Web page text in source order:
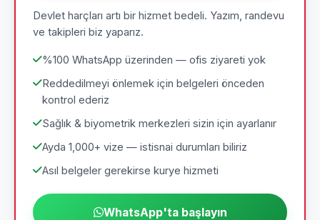
Devlet harçları artı bir hizmet bedeli. Yazım, randevu
ve takipleri biz yaparız.
%100 WhatsApp üzerinden — ofis ziyareti yok
Reddedilmeyi önlemek için belgeleri önceden
kontrol ederiz
Sağlık & biyometrik merkezleri sizin için ayarlanır
Ayda 1,000+ vize — istisnai durumları biliriz
Asıl belgeler gerekirse kurye hizmeti
WhatsApp'ta başlayın